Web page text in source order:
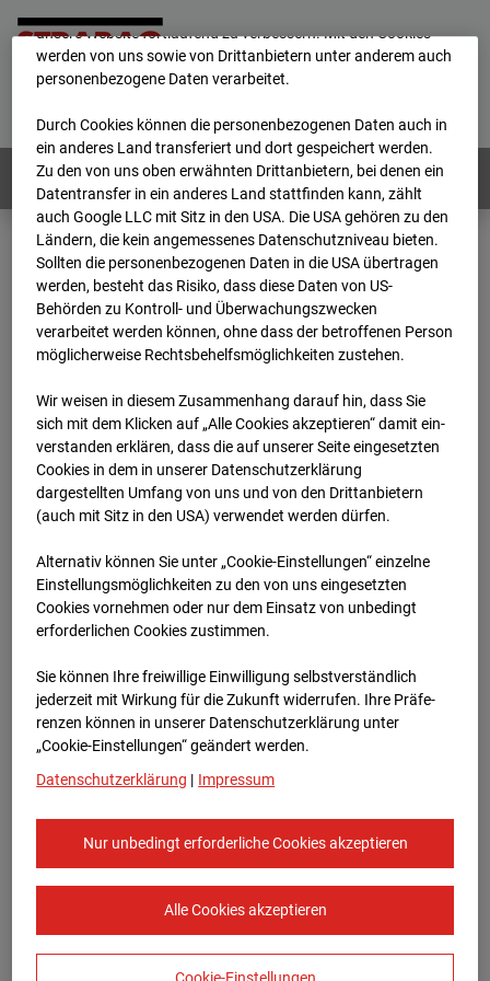
Home E-Mail Impressum
Deutsch / English
Webcams: Alle Länder
Home
Deutschland
BC-145 - BV Wohnquartett Heddesheim
Archiv
2024 01 15 13:18
BC-145 - BV
Wohnquartett
Heddesheim
Heddesheim
Zur Übersicht
Archivdatum: 15.01.2024 13:18,
Europe/Berlin
unsere Website fortlaufend zu verbessern. Mit den Cookies
werden von uns sowie von Drittanbietern unter anderem auch
personenbezogene Daten verarbeitet.
Durch Cookies können die personenbezogenen Daten auch in
ein anderes Land transferiert und dort gespeichert werden.
Zu den von uns oben erwähnten Drittanbietern, bei denen ein
Datentransfer in ein anderes Land stattfinden kann, zählt
auch Google LLC mit Sitz in den USA. Die USA gehören zu den
Ländern, die kein angemessenes Datenschutzniveau bieten.
Sollten die personenbezogenen Daten in die USA übertragen
werden, besteht das Risiko, dass diese Daten von US-
Behörden zu Kontroll- und Überwachungszwecken
verarbeitet werden können, ohne dass der betroffenen Person
möglicherweise Rechtsbehelfsmöglichkeiten zustehen.
Wir weisen in diesem Zusammenhang darauf hin, dass Sie
sich mit dem Klicken auf „Alle Cookies akzeptieren“ damit ein­
ver­standen erklären, dass die auf unserer Seite eingesetzten
Cookies in dem in unserer Datenschutzerklärung
dargestellten Umfang von uns und von den Drittanbietern
(auch mit Sitz in den USA) verwendet werden dürfen.
Alternativ können Sie unter „Cookie-Einstellungen“ einzelne
Einstellungsmöglichkeiten zu den von uns eingesetzten
Cookies vornehmen oder nur dem Einsatz von unbedingt
erforderlichen Cookies zustimmen.
Sie können Ihre freiwillige Einwilligung selbstverständlich
jederzeit mit Wirkung für die Zukunft widerrufen. Ihre Prä­fe­
renzen können in unserer Datenschutzerklärung unter
„Cookie-Einstellungen“ geändert werden.
Datenschutzerklärung | Impressum
Nur unbedingt erforderliche Cookies akzeptieren
Alle Cookies akzeptieren